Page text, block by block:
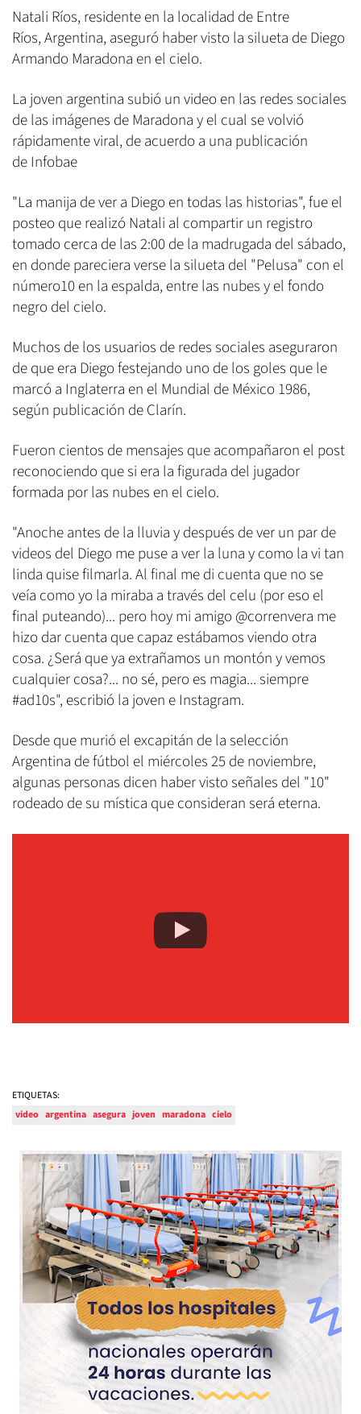
Natali Ríos, residente en la localidad de Entre
Ríos, Argentina, aseguró haber visto la silueta de Diego
Armando Maradona en el cielo.
La joven argentina subió un video en las redes sociales
de las imágenes de Maradona y el cual se volvió
rápidamente viral, de acuerdo a una publicación
de Infobae
"La manija de ver a Diego en todas las historias", fue el
posteo que realizó Natali al compartir un registro
tomado cerca de las 2:00 de la madrugada del sábado,
en donde pareciera verse la silueta del "Pelusa" con el
número10 en la espalda, entre las nubes y el fondo
negro del cielo.
Muchos de los usuarios de redes sociales aseguraron
de que era Diego festejando uno de los goles que le
marcó a Inglaterra en el Mundial de México 1986,
según publicación de Clarín.
Fueron cientos de mensajes que acompañaron el post
reconociendo que si era la figurada del jugador
formada por las nubes en el cielo.
"Anoche antes de la lluvia y después de ver un par de
videos del Diego me puse a ver la luna y como la vi tan
linda quise filmarla. Al final me di cuenta que no se
veía como yo la miraba a través del celu (por eso el
final puteando)... pero hoy mi amigo @correnvera me
hizo dar cuenta que capaz estábamos viendo otra
cosa. ¿Será que ya extrañamos un montón y vemos
cualquier cosa?... no sé, pero es magia... siempre
#ad10s", escribió la joven e Instagram.
Desde que murió el excapitán de la selección
Argentina de fútbol el miércoles 25 de noviembre,
algunas personas dicen haber visto señales del "10"
rodeado de su mística que consideran será eterna.
ETIQUETAS:
video argentina asegura joven maradona cielo